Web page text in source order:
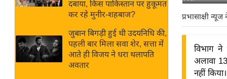
Videos
2026
ई-पेपर
मिसाल बेमिसाल
शख्सियत
दबाया, किस पाकिस्तान पर हुकूमत
कर रहे मुनीर-शहबाज?
जुबान बिगड़ी हुई थी उदयनिधि की,
पहली बार मिला सवा शेर, सत्ता में
आते ही विजय ने धरा थलापति
अवतार
प्रभासाक्षी न्यूज
विभाग ने
अलावा
नहीं किया।